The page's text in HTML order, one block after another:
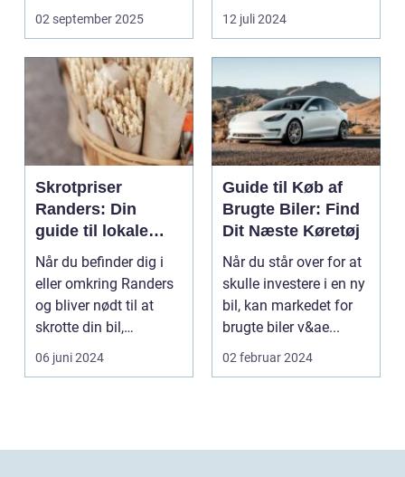
to hjul med no...
02 september 2025
transport. El scooter...
12 juli 2024
Skrotpriser
Randers: Din
guide til lokale
muligheder
Når du befinder dig i
eller omkring Randers
og bliver nødt til at
skrotte din bil,
gammelt jern elle...
06 juni 2024
Guide til Køb af
Brugte Biler: Find
Dit Næste Køretøj
Når du står over for at
skulle investere i en ny
bil, kan markedet for
brugte biler v&ae...
02 februar 2024